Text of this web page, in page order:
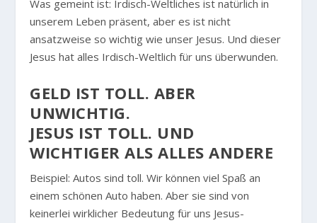
Was gemeint ist: Irdisch-Weltliches ist natürlich in
unserem Leben präsent, aber es ist nicht
ansatzweise so wichtig wie unser Jesus. Und dieser
Jesus hat alles Irdisch-Weltlich für uns überwunden.
GELD IST TOLL. ABER
UNWICHTIG.
JESUS IST TOLL. UND
WICHTIGER ALS ALLES ANDERE
Beispiel: Autos sind toll. Wir können viel Spaß an
einem schönen Auto haben. Aber sie sind von
keinerlei wirklicher Bedeutung für uns Jesus-